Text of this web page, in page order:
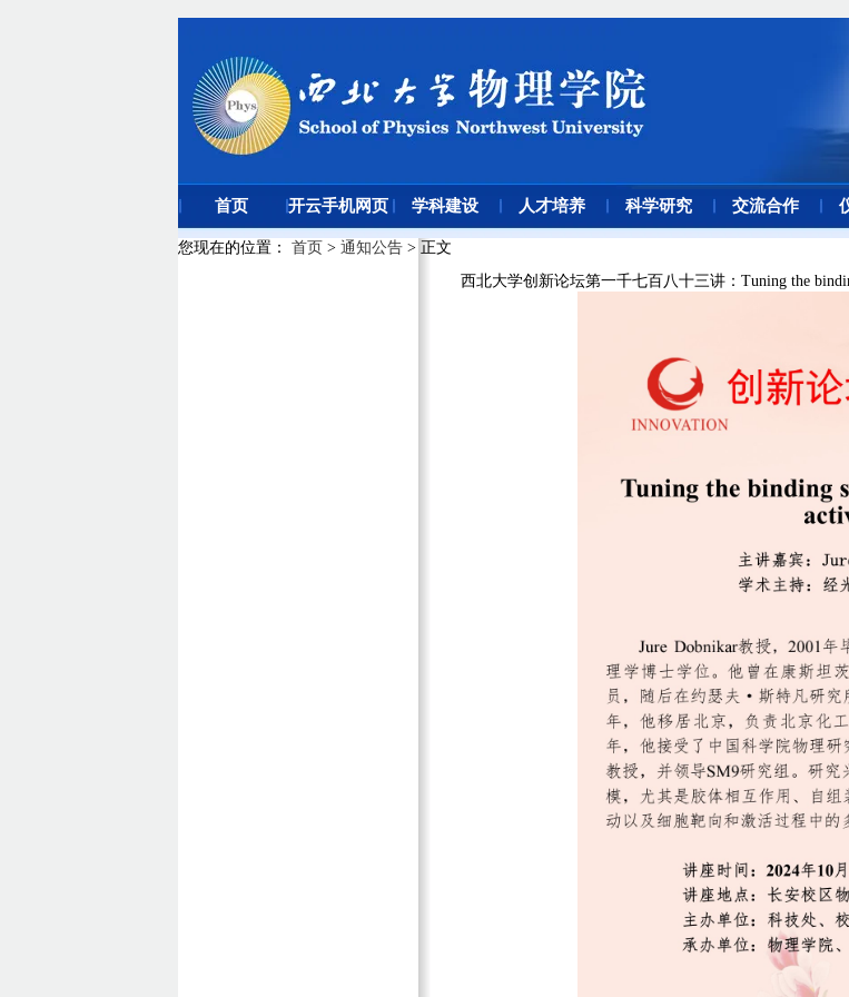
西北大学创新论坛第一千七百八十三讲：Tuning the
您现在的位置 ： 首页 > 通知公告 > 正文
首页 开云手机网页
版登录入口
学科建设 人才培养 科学研究 交流合作